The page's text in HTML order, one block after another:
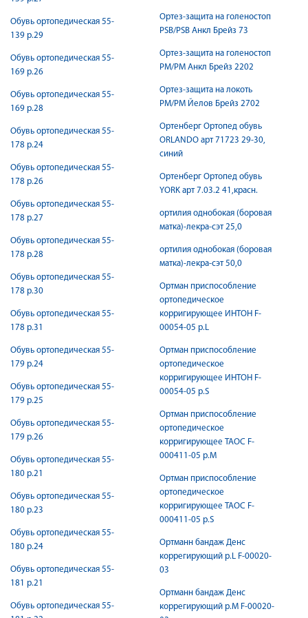
Обувь ортопедическая 55-
139 р.29
Обувь ортопедическая 55-
169 р.26
Обувь ортопедическая 55-
169 р.28
Обувь ортопедическая 55-
178 р.24
Обувь ортопедическая 55-
178 р.26
Обувь ортопедическая 55-
178 р.27
Обувь ортопедическая 55-
178 р.28
Обувь ортопедическая 55-
178 р.30
Обувь ортопедическая 55-
178 р.31
Обувь ортопедическая 55-
179 р.24
Обувь ортопедическая 55-
179 р.25
Обувь ортопедическая 55-
179 р.26
Обувь ортопедическая 55-
180 р.21
Обувь ортопедическая 55-
180 р.23
Обувь ортопедическая 55-
180 р.24
Обувь ортопедическая 55-
181 р.21
Обувь ортопедическая 55-
Ортез-защита на голеностоп
PSB/PSB Анкл Брейз 73
Ортез-защита на голеностоп
PМ/PМ Анкл Брейз 2202
Ортез-защита на локоть
PМ/PМ Йелов Брейз 2702
Ортенберг Ортопед обувь
ORLANDO арт 71723 29-30,
синий
Ортенберг Ортопед обувь
YORK арт 7.03.2 41,красн.
ортилия однобокая (боровая
матка)-лекра-сэт 25,0
ортилия однобокая (боровая
матка)-лекра-сэт 50,0
Ортман приспособление
ортопедическое
корригирующее ИНТОН F-
00054-05 р.L
Ортман приспособление
ортопедическое
корригирующее ИНТОН F-
00054-05 р.S
Ортман приспособление
ортопедическое
корригирующее ТАОС F-
000411-05 р.M
Ортман приспособление
ортопедическое
корригирующее ТАОС F-
000411-05 р.S
Ортманн бандаж Денс
коррегирующий р.L F-00020-
03
Ортманн бандаж Денс
коррегирующий р.M F-00020-